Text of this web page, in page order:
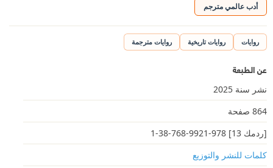
أدب عالمي مترجم
روايات روايات تاريخية روايات مترجمة
عن الطبعة
نشر سنة 2025
864 صفحة
[ردمك 13] 978-9921-768-38-1
كلمات للنشر والتوزيع